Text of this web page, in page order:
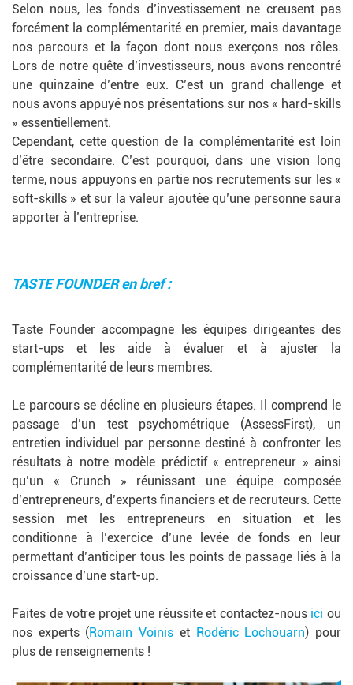
Selon nous, les fonds d’investissement ne creusent pas
forcément la complémentarité en premier, mais davantage
nos parcours et la façon dont nous exerçons nos rôles.
Lors de notre quête d’investisseurs, nous avons rencontré
une quinzaine d’entre eux. C’est un grand challenge et
nous avons appuyé nos présentations sur nos « hard-skills
» essentiellement.
Cependant, cette question de la complémentarité est loin
d’être secondaire. C’est pourquoi, dans une vision long
terme, nous appuyons en partie nos recrutements sur les «
soft-skills » et sur la valeur ajoutée qu’une personne saura
apporter à l’entreprise.
TASTE FOUNDER en bref :
Taste Founder accompagne les équipes dirigeantes des
start-ups et les aide à évaluer et à ajuster la
complémentarité de leurs membres.
Le parcours se décline en plusieurs étapes. Il comprend le
passage d’un test psychométrique (AssessFirst), un
entretien individuel par personne destiné à confronter les
résultats à notre modèle prédictif « entrepreneur » ainsi
qu’un « Crunch » réunissant une équipe composée
d’entrepreneurs, d’experts financiers et de recruteurs. Cette
session met les entrepreneurs en situation et les
conditionne à l’exercice d’une levée de fonds en leur
permettant d’anticiper tous les points de passage liés à la
croissance d’une start-up.
Faites de votre projet une réussite et contactez-nous ici ou
nos experts (Romain Voinis et Rodéric Lochouarn) pour
plus de renseignements !